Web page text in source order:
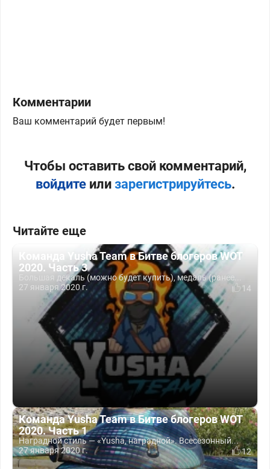
Комментарии
Ваш комментарий будет первым!
Чтобы оставить свой комментарий,
войдитеили зарегистрируйтесь.
Читайте еще
Команда Yusha Team в Битве блогеров WOT
2020. Часть 3
Большая декаль (можно будет купить), медаль (ранее...
27 января 2020 г.
14
Команда Yusha Team в Битве блогеров WOT
2020. Часть 1
Наградной стиль — «Yusha, наградной». Всесезонный...
27 января 2020 г.
12